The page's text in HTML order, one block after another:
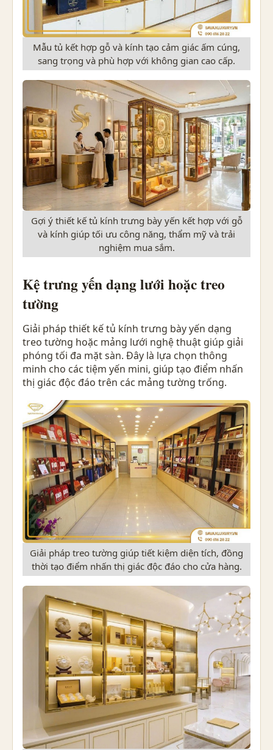
Mẫu tủ kết hợp gỗ và kính tạo cảm giác ấm cúng,
sang trọng và phù hợp với không gian cao cấp.
Gợi ý thiết kế tủ kính trưng bày yến kết hợp với gỗ
và kính giúp tối ưu công năng, thẩm mỹ và trải
nghiệm mua sắm.
Kệ trưng yến dạng lưới hoặc treo
tường
Giải pháp thiết kế tủ kính trưng bày yến dạng
treo tường hoặc mảng lưới nghệ thuật giúp giải
phóng tối đa mặt sàn. Đây là lựa chọn thông
minh cho các tiệm yến mini, giúp tạo điểm nhấn
thị giác độc đáo trên các mảng tường trống.
Giải pháp treo tường giúp tiết kiệm diện tích, đồng
thời tạo điểm nhấn thị giác độc đáo cho cửa hàng.